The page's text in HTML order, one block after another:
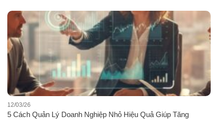
5 Cách Quản Lý Doanh Nghiệp Nhỏ Hiệu Quả Giúp Tăng
12/03/26